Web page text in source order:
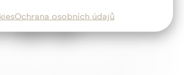
Ochrana osobních údajů